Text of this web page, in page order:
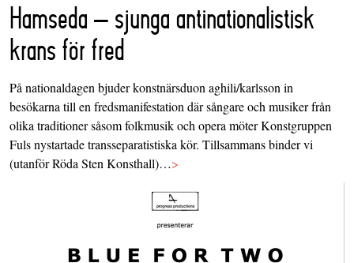
Hamseda – sjunga antinationalistisk
krans för fred
På nationaldagen bjuder konstnärsduon aghili/karlsson in
besökarna till en fredsmanifestation där sångare och musiker från
olika traditioner såsom folkmusik och opera möter Konstgruppen
Fuls nystartade transseparatistiska kör. Tillsammans binder vi
(utanför Röda Sten Konsthall)…>